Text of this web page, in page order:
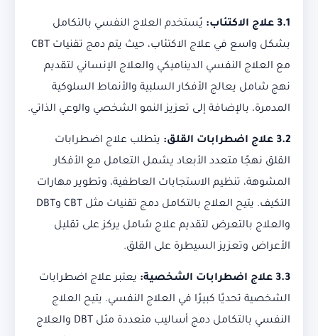
3.1 علاج الاكتئاب: يُستخدم العلاج النفسي بالتكامل
بشكل واسع في علاج الاكتئاب، حيث يتم دمج تقنيات CBT
مع العلاج النفسي الديناميكي والعلاج الإنساني لتقديم
نهج شامل يعالج الأفكار السلبية والأنماط السلوكية
المدمرة، بالإضافة إلى تعزيز النمو الشخصي والوعي الذاتي.
3.2 علاج اضطرابات القلق: يتطلب علاج اضطرابات
القلق نهجًا متعدد الأبعاد يشمل التعامل مع الأفكار
المشوهة، تنظيم الاستجابات العاطفية، وتطوير مهارات
التكيف. يتيح العلاج بالتكامل دمج تقنيات مثل CBT وDBT
والعلاج بالتعرض لتقديم علاج شامل يركز على تقليل
الأعراض وتعزيز السيطرة على القلق.
3.3 علاج اضطرابات الشخصية: يعتبر علاج اضطرابات
الشخصية تحديًا كبيرًا في العلاج النفسي. يتيح العلاج
النفسي بالتكامل دمج أساليب متعددة مثل DBT والعلاج